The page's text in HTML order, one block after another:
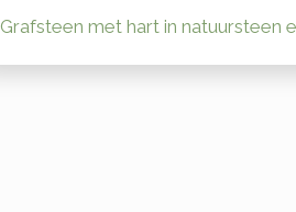
Grafsteen met hart in natuursteen